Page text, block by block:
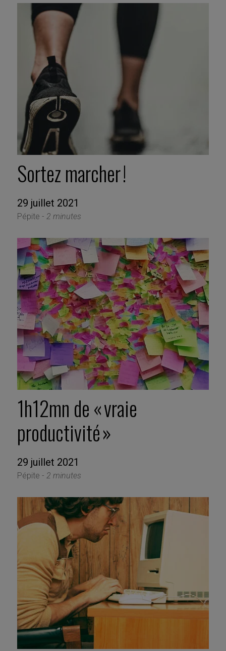
Sortez marcher !
29 juillet 2021
Pépite - 2 minutes
1h12mn de « vraie
productivité »
29 juillet 2021
Pépite - 2 minutes